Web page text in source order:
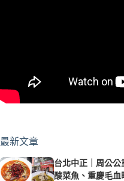
最新文章
台北中正｜周公公
酸菜魚、重慶毛血